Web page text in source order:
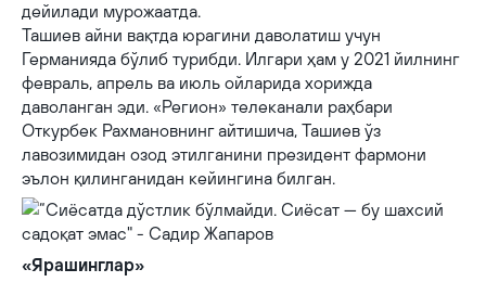
дейилади мурожаатда.
Ташиев айни вақтда юрагини даволатиш учун
Германияда бўлиб турибди. Илгари ҳам у 2021 йилнинг
февраль, апрель ва июль ойларида хорижда
даволанган эди. «Регион» телеканали раҳбари
Откурбек Рахмановнинг айтишича, Ташиев ўз
лавозимидан озод этилганини президент фармони
эълон қилинганидан кейингина билган.
«Ярашинглар»